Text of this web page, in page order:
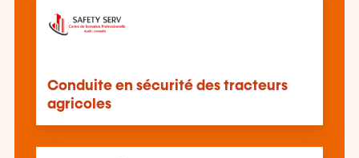
Conduite en sécurité des tracteurs
agricoles